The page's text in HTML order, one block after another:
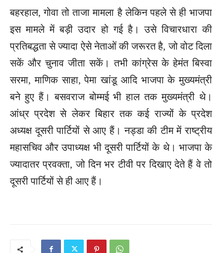
बहरहाल, गोवा तो ताजा मामला है लेकिन पहले से ही भाजपा
इस मामले में बड़ी उदार हो गई है। उसे विचारधारा की
प्रतिबद्धता से ज्यादा ऐसे नेताओं की जरूरत है, जो वोट दिला
सकें और चुनाव जीता सकें। तभी कांग्रेस के हेमंत बिस्वा
सरमा, माणिक साहा, पेमा खांडू आदि भाजपा के मुख्यमंत्री
बने हुए हैं। बसवराज बोम्मई भी हाल तक मुख्यमंत्री थे।
आंध्र प्रदेश से लेकर बिहार तक कई राज्यों के प्रदेश
अध्यक्ष दूसरी पार्टियों से आए हैं। नड्डा की टीम में राष्ट्रीय
महासचिव और उपाध्यक्ष भी दूसरी पार्टियों के थे। भाजपा के
ज्यादातर प्रवक्ता, जो दिन भर टीवी पर दिखाए देते हैं वे तो
दूसरी पार्टियों से ही आए हैं।